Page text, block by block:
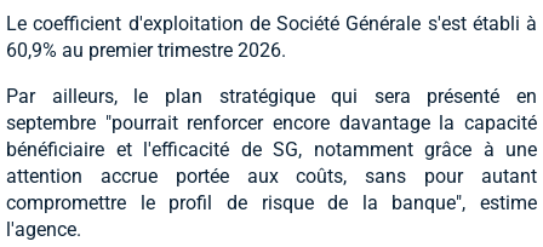
Le coefficient d'exploitation de Société Générale s'est établi à
60,9% au premier trimestre 2026.
Par ailleurs, le plan stratégique qui sera présenté en
septembre "pourrait renforcer encore davantage la capacité
bénéficiaire et l'efficacité de SG, notamment grâce à une
attention accrue portée aux coûts, sans pour autant
compromettre le profil de risque de la banque", estime
l'agence.